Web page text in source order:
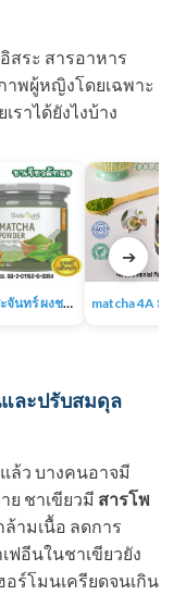
สระ สารอาหาร
พผู้หญิงโดยเฉพาะ
ราได้ยังไงบ้าง
ไร่พระจันทร์ ผงชาเขียวมัทฉะ Matcha Powder 100% ไม่แต่งสี กลิ่น ไม่ผสมน้ำตาล
➔
ละปรับสมดุล
ล้ว บางคนอาจมี
ย ชาเขียวมี สารโพ
ามเนื้อ ลดการ
ฟอีนในชาเขียวยัง
ร์โมนเครียดจนเกิน